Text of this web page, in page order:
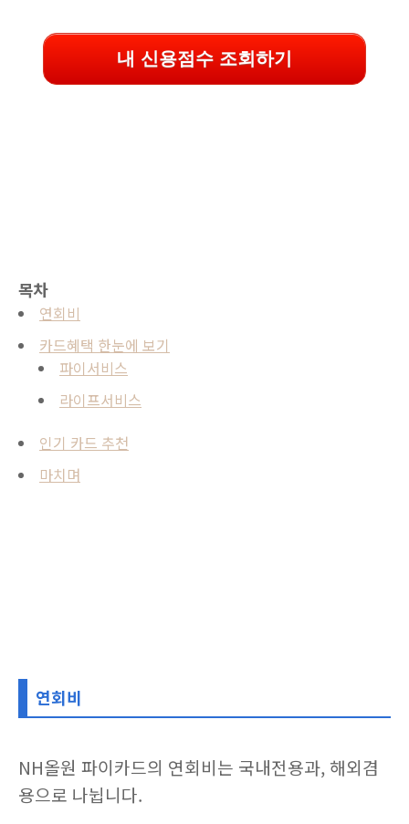
내 신용점수 조회하기
목차
연회비
카드혜택 한눈에 보기
파이서비스
라이프서비스
인기 카드 추천
마치며
연회비
NH올원 파이카드의 연회비는 국내전용과, 해외겸
용으로 나뉩니다.